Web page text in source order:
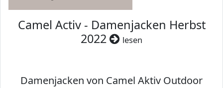
Camel Activ - Damenjacken Herbst
2022
lesen
Damenjacken von Camel Aktiv Outdoor